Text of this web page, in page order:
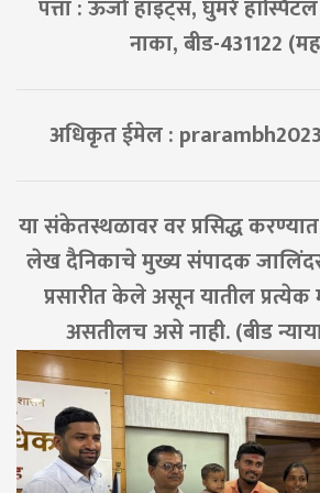
पत्ता : ऊर्जा हाइट्स, घुमरे
नाका, बीड-431122
अधिकृत ईमेल :
या संकेतस्थळावर वर प्रसिद्ध
लेख दैनिकाचे मुख्य संपादक जालिंदर
प्रसारीत केले असून यातील
असतीलच असे नाही. (बीड